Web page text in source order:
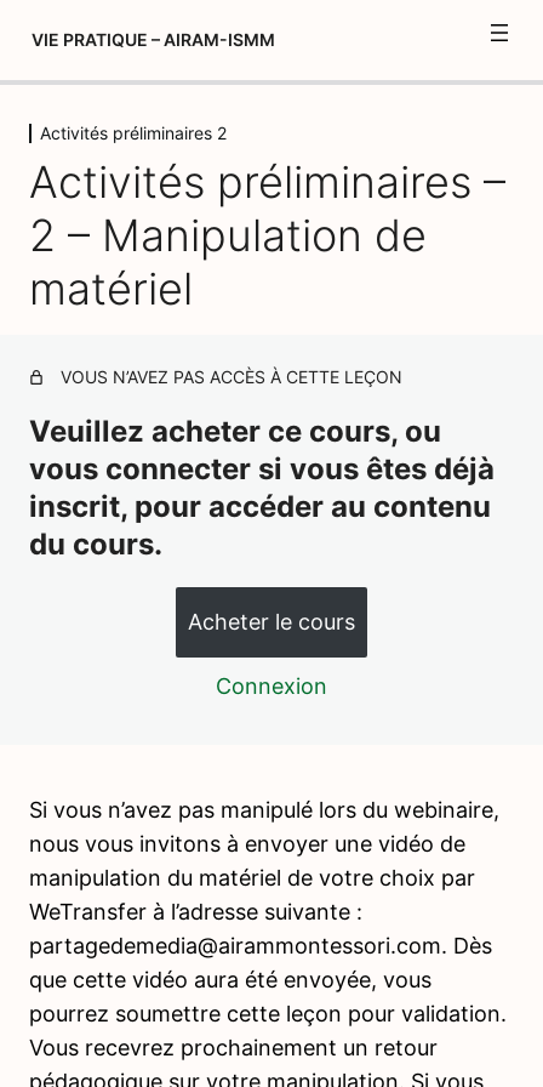
VIE PRATIQUE – AIRAM-ISMM
Fonctionnement et introduction du
module de Vie pratique
Activités préliminaires 1
5 leçons, 3 quiz
Activités préliminaires 2
Analyse de matériel – Approfondissement
Préparation du matériel -1- Activités préliminaires
Préparation du matériel -2- Activités préliminaires
Presser une éponge – Vidéo de présentation
Verser des quantités égales – Vidéo de présentation
Activités préliminaires – 2 – Inscription au webinaire
Activités préliminaires – 2 – Participation au webinaire
Activités préliminaires – 2 – Manipulation de matériel
Activités préliminaires – 2 – Rédaction des présentations
Soin de la personne
9 leçons, 7 quiz
Soin du milieu
12 leçons, 7 quiz
Activités préliminaires 2
Activités préliminaires –
2 – Manipulation de
matériel
VOUS N’AVEZ PAS ACCÈS À CETTE LEÇON
Veuillez acheter ce cours, ou
vous connecter si vous êtes déjà
inscrit, pour accéder au contenu
du cours.
Acheter le cours
Connexion
Si vous n’avez pas manipulé lors du webinaire,
nous vous invitons à envoyer une vidéo de
manipulation du matériel de votre choix par
WeTransfer à l’adresse suivante :
partagedemedia@airammontessori.com. Dès
que cette vidéo aura été envoyée, vous
pourrez soumettre cette leçon pour validation.
Vous recevrez prochainement un retour
pédagogique sur votre manipulation. Si vous